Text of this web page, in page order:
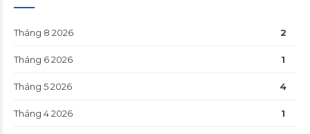
Tháng 8 2026 2
Tháng 6 2026 1
Tháng 5 2026 4
Tháng 4 2026 1